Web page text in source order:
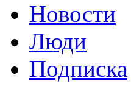
Новости
Люди
Подписка